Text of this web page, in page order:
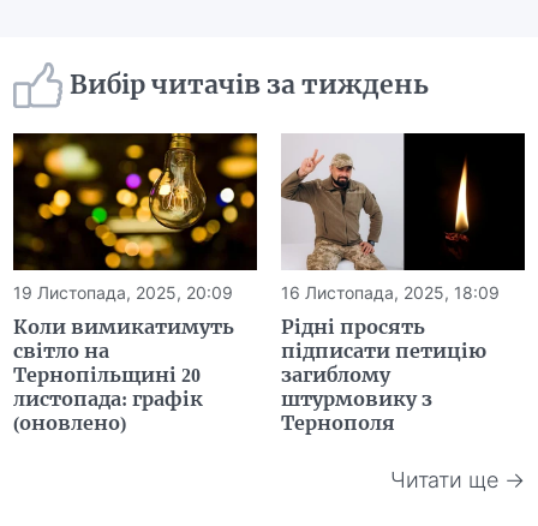
Вибір читачів за тиждень
19 Листопада, 2025, 20:09
Коли вимикатимуть
світло на
Тернопільщині 20
листопада: графік
(оновлено)
16 Листопада, 2025, 18:09
Рідні просять
підписати петицію
загиблому
штурмовику з
Тернополя
Читати ще →